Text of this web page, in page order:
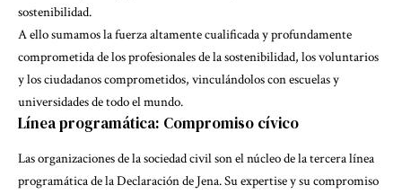
sostenibilidad.
A ello sumamos la fuerza altamente cualificada y profundamente
comprometida de los profesionales de la sostenibilidad, los voluntarios
y los ciudadanos comprometidos, vinculándolos con escuelas y
universidades de todo el mundo.
Línea programática: Compromiso cívico
Las organizaciones de la sociedad civil son el núcleo de la tercera línea
programática de la Declaración de Jena. Su expertise y su compromiso